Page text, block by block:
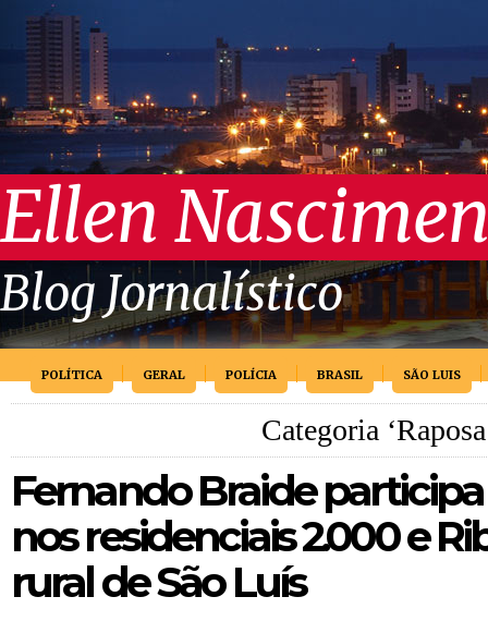
Ellen
Blog Jornalístico
POLÍTICA GERAL POLÍCIA BRASIL SÃO LUIS
Categoria
Fernando Braide
nos residenciais 2.000 e
rural de São Luís